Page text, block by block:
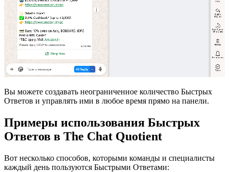
Вы можете создавать неограниченное количество Быстрых
Ответов и управлять ими в любое время прямо на панели.
Примеры использования Быстрых
Ответов в The Chat Quotient
Вот несколько способов, которыми команды и специалисты
каждый день пользуются Быстрыми Ответами: